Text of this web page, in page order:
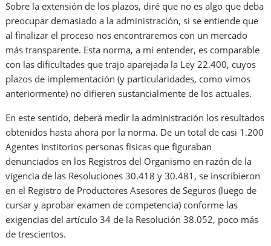
Sobre la extensión de los plazos, diré que no es algo que deba
preocupar demasiado a la administración, si se entiende que
al finalizar el proceso nos encontraremos con un mercado
más transparente. Esta norma, a mi entender, es comparable
con las dificultades que trajo aparejada la Ley 22.400, cuyos
plazos de implementación (y particularidades, como vimos
anteriormente) no difieren sustancialmente de los actuales.
En este sentido, deberá medir la administración los resultados
obtenidos hasta ahora por la norma. De un total de casi 1.200
Agentes Institorios personas físicas que figuraban
denunciados en los Registros del Organismo en razón de la
vigencia de las Resoluciones 30.418 y 30.481, se inscribieron
en el Registro de Productores Asesores de Seguros (luego de
cursar y aprobar examen de competencia) conforme las
exigencias del artículo 34 de la Resolución 38.052, poco más
de trescientos.